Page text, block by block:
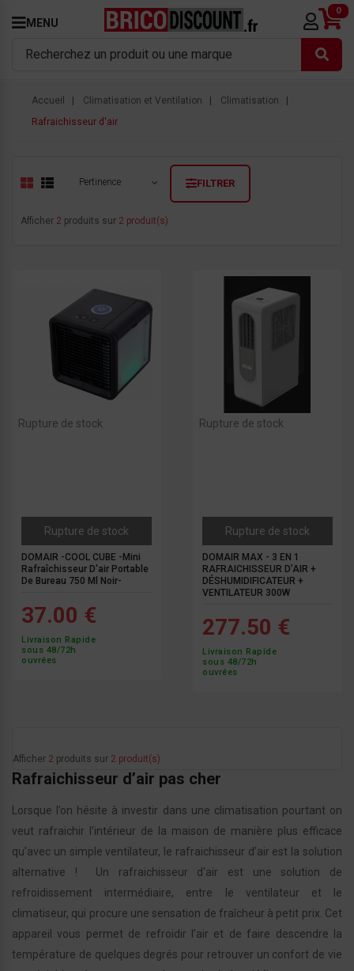
MENU
0
Accueil Climatisation et Ventilation
Climatisation
Rafraichisseur d'air
Pertinence FILTRER
Afficher 2 produits sur 2 produit(s)
Rupture de stock
Rupture de stock
DOMAIR -COOL CUBE -Mini
Rafraîchisseur D'air Portable
De Bureau 750 Ml Noir-
37.00 €
Livraison Rapide
sous 48/72h
ouvrées
Rupture de stock
Rupture de stock
DOMAIR MAX - 3 EN 1
RAFRAICHISSEUR D’AIR +
DÉSHUMIDIFICATEUR +
VENTILATEUR 300W
277.50 €
Livraison Rapide
sous 48/72h
ouvrées
Afficher 2 produits sur 2 produit(s)
Rafraichisseur d’air pas cher
Lorsque l’on hésite à investir dans une climatisation pourtant on
veut rafraichir l’intérieur de la maison de manière plus efficace
qu’avec un simple ventilateur, le rafraichisseur d’air est la solution
alternative !
Un rafraichisseur d'air est une solution de
refroidissement intermédiaire, entre le ventilateur et le
climatiseur, qui procure une sensation de fraîcheur à petit prix. Cet
appareil vous permet de refroidir l’air et de faire descendre la
température de quelques degrés pour retrouver un confort de vie